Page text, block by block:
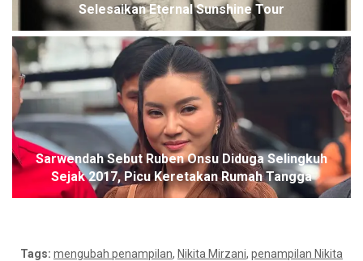
Selesaikan Eternal Sunshine Tour
Sarwendah Sebut Ruben Onsu Diduga Selingkuh
Sejak 2017, Picu Keretakan Rumah Tangga
Tags: mengubah penampilan, Nikita Mirzani, penampilan Nikita